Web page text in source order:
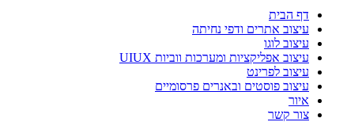
דף הבית
עיצוב אתרים ודפי נחיתה
עיצוב לוגו
עיצוב אפליקציות ומערכות ווביות UIUX​
עיצוב לפרינט
עיצוב פוסטים ובאנרים פרסומיים
איור
צור קשר